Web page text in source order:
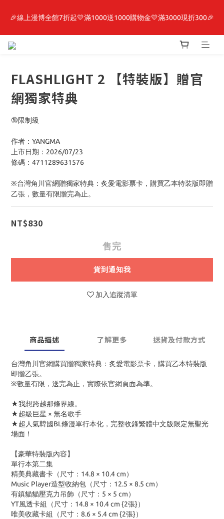
最新開賣🔥「全知讀者視角」 周邊商品
🎉線上漫博全館7折起💛滿1000送1000購物金💛滿3000現折300🎉
【抽籤堂】 影之強者、你又被殺了呢，偵探大人、約會大作戰、
最新開賣🔥「全知讀者視角」 周邊商品
FLASHLIGHT 2 【特裝版】贈官
網獨家特典
🔞限制級
作者：YANGMA
上市日期：2026/07/23
條碼：4711289631576
※台灣角川官網贈獨家特典：炙愛電影票卡，購買乙本特裝版即贈
乙張，數量有限贈完為止。
NT$830
售完
貨到通知我
加入追蹤清單
商品描述 了解更多 送貨及付款方式
台灣角川官網購買贈獨家特典：炙愛電影票卡，購買乙本特裝版
即贈乙張。
※數量有限，送完為止，實際依官網頁面為準。
★我想跨越那條界線。
★超級巨星 × 無名歌手
★超人氣韓國BL條漫單行本化，完整收錄繁體中文版限定無聖光
場面！
【豪華特裝版內容】
單行本第二集
精美典藏書卡（尺寸：14.8 × 10.4 cm）
Music Player造型收納包（尺寸：12.5 × 8.5 cm）
有鎮貓貓壓克力吊飾（尺寸：5 × 5 cm）
YT風透卡組（尺寸：14.8 × 10.4 cm {2張}）
唯美收藏卡組（尺寸：8.6 × 5.4 cm {2張}）